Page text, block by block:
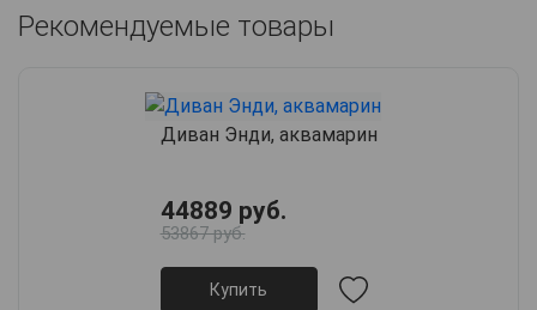
Рекомендуемые товары
Диван Энди, аквамарин
44889 руб.
53867 руб.
Купить